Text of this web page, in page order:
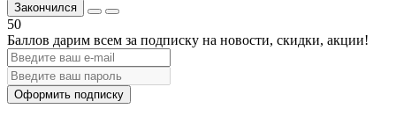
Закончился
50
Баллов дарим всем за подписку на новости, скидки, акции!
Оформить подписку